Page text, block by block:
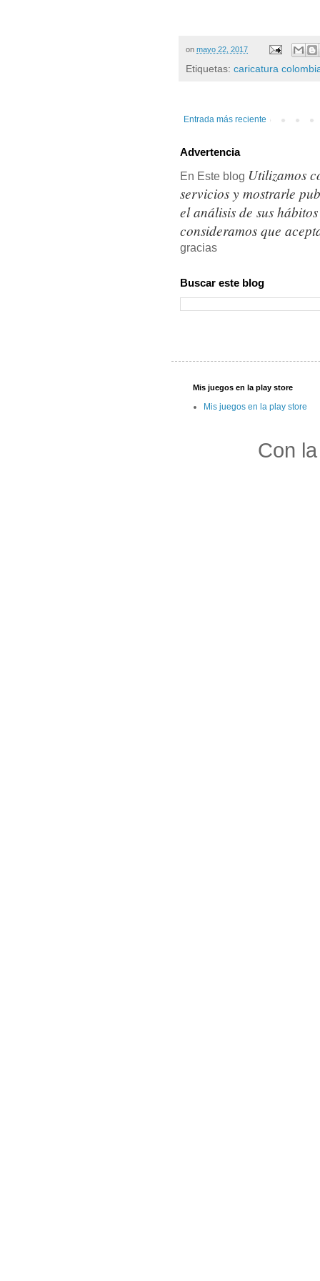
on mayo 22, 2017
Etiquetas: caricatura
Entrada más reciente
Advertencia
En Este blog Utilizamos
servicios y mostrarle
el análisis de sus
consideramos que
gracias
Buscar este blog
Mis juegos en la play store
Mis juegos en la play store
Con